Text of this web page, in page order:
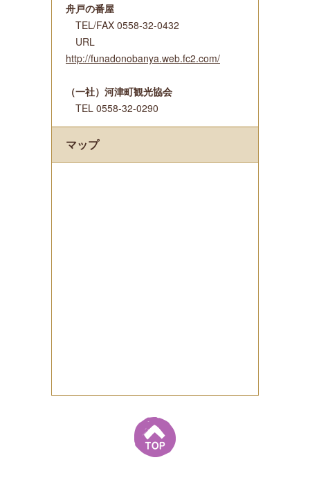
舟戸の番屋
TEL/FAX 0558-32-0432
URL
http://funadonobanya.web.fc2.com/
（一社）河津町観光協会
TEL 0558-32-0290
マップ